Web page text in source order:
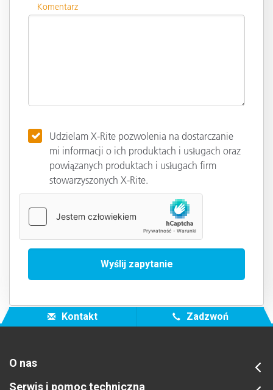
Komentarz
Udzielam X-Rite pozwolenia na dostarczanie
mi informacji o ich produktach i usługach oraz
powiązanych produktach i usługach firm
stowarzyszonych X-Rite.
Kontakt Zadzwoń
O nas
Serwis i pomoc techniczna